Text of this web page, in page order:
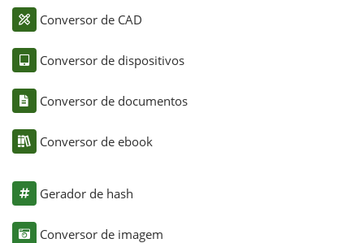
Conversor de CAD
Conversor de dispositivos
Conversor de documentos
Conversor de ebook
Gerador de hash
Conversor de imagem